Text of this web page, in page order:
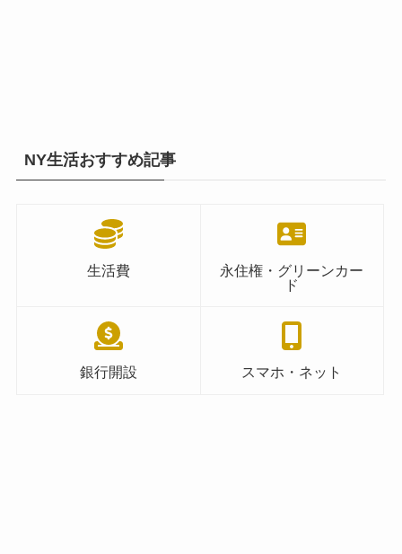
NY生活おすすめ記事
生活費
永住権・グリーンカー
ド
銀行開設 スマホ・ネット